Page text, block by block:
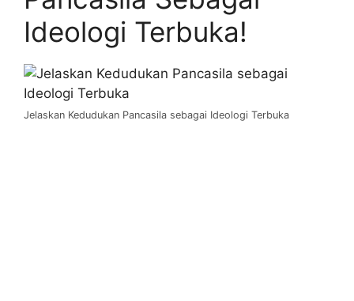
Ideologi Terbuka!
Jelaskan Kedudukan Pancasila sebagai Ideologi Terbuka